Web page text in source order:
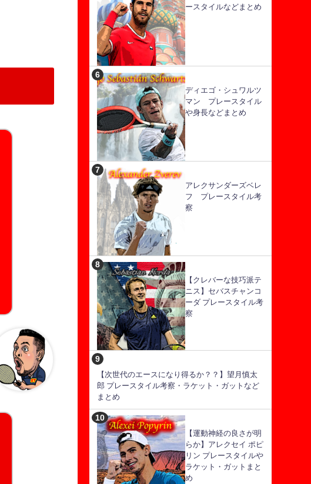
ースタイルなどまとめ
ディエゴ・シュワルツ
マン プレースタイル
や身長などまとめ
アレクサンダーズベレ
フ プレースタイル考
察
【クレバーな技巧派テ
ニス】セバスチャンコ
ーダ プレースタイル考
察
【次世代のエースになり得るか？？】望月慎太
郎 プレースタイル考察・ラケット・ガットなど
まとめ
【運動神経の良さが明
らか】アレクセイ ポピ
リン プレースタイルや
ラケット・ガットまと
め